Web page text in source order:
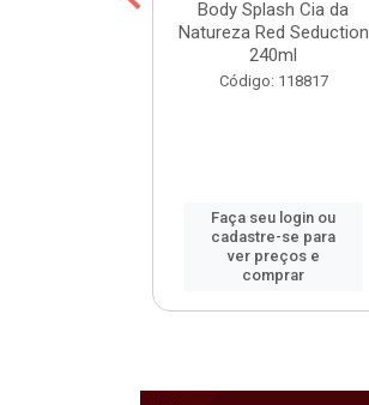
Body Splash Cia da
Natureza Red Seduction
240ml
Código: 118817
Faça seu login ou
cadastre-se para
ver preços e
comprar